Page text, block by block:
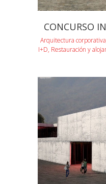
CONCURSO
Arquitectura
I+D, Restauración y